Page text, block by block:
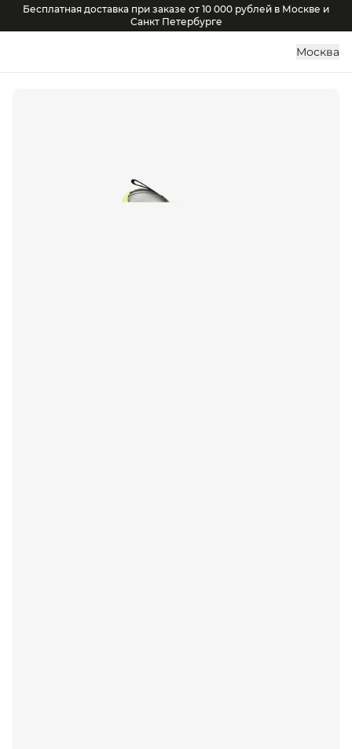
Бесплатная доставка при заказе от 10 000 рублей в Москве и
Санкт Петербурге
Москва